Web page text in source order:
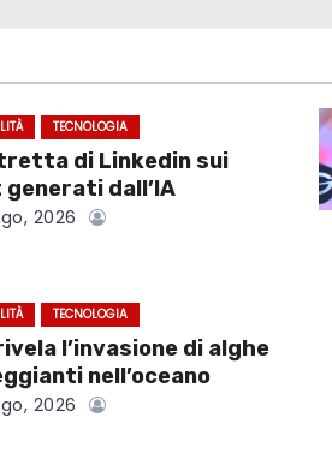
TECNOLOGIA
di Linkedin sui
dall’IA
2026
TECNOLOGIA
rivela l’invasione di alghe
nell’oceano
2026